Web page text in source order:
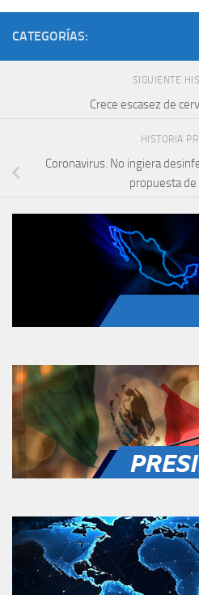
CATEGORÍAS:
SIGUIENTE
Crece escasez de
HISTORIA
Coronavirus. No ingiera
propuesta